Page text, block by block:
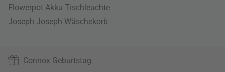
Flowerpot Akku Tischleuchte
Joseph Joseph Wäschekorb
Connox Geburtstag